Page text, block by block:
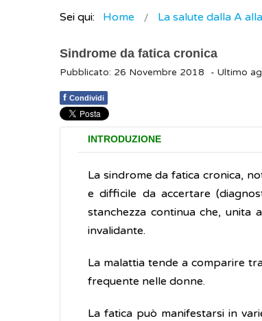
Sei qui: Home La salute dalla A
Sindrome da fatica cronica
Pubblicato: 26 Novembre 2018 - Ultimo
f Condividi
INTRODUZIONE
La sindrome da fatica cronica,
e difficile da accertare
stanchezza continua che, unita
invalidante.
La malattia tende a comparire
frequente nelle donne.
La fatica può manifestarsi in